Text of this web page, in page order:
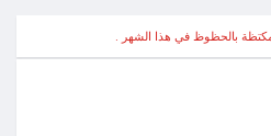
بالحظوظ في هذا الشهر .